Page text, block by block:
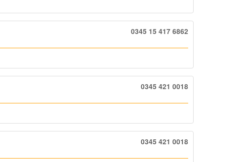
0345 15 417 6862
0345 421 0018
0345 421 0018